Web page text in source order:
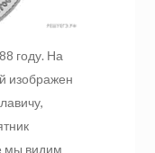
году. На
изображен
мы видим